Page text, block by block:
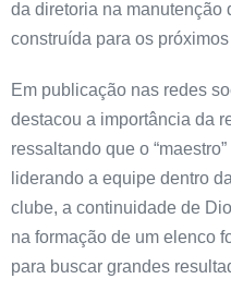
da diretoria na manutenção
construída para os
Em publicação nas redes
destacou a importância da
ressaltando que o
liderando a equipe dentro
clube, a continuidade de
na formação de um elenco
para buscar grandes